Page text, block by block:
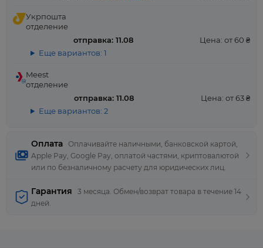
Оплата
Оплачивайте наличными, банковской картой,
Apple Pay, Google Pay, оплатой частями, криптовалютой
или по безналичному расчету для юридических лиц.
Укрпошта
отделение
отправка: 11.08
Цена: от 60 ₴
Еще вариантов: 1
Meest
отделение
отправка: 11.08
Цена: от 63 ₴
Еще вариантов: 2
Гарантия
3 месяца. Обмен/возврат товара в течение 14
дней.